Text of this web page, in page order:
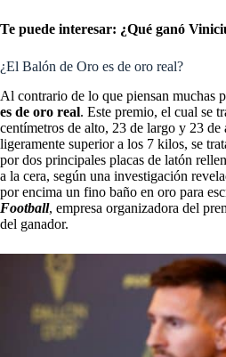
Te puede interesar: ¿Qué ganó
¿El Balón de Oro es de oro real?
Al contrario de lo que piensan muchas
es de oro real. Este premio, el cual se
centímetros de alto, 23 de largo y 23 de
ligeramente superior a los 7 kilos, se
por dos principales placas de latón
a la cera, según una investigación
por encima un fino baño en oro para
Football, empresa organizadora del
del ganador.